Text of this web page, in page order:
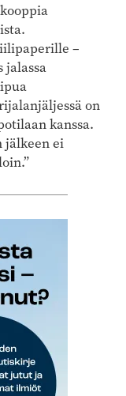
–
jalassa
on
kanssa.
jälkeen ei